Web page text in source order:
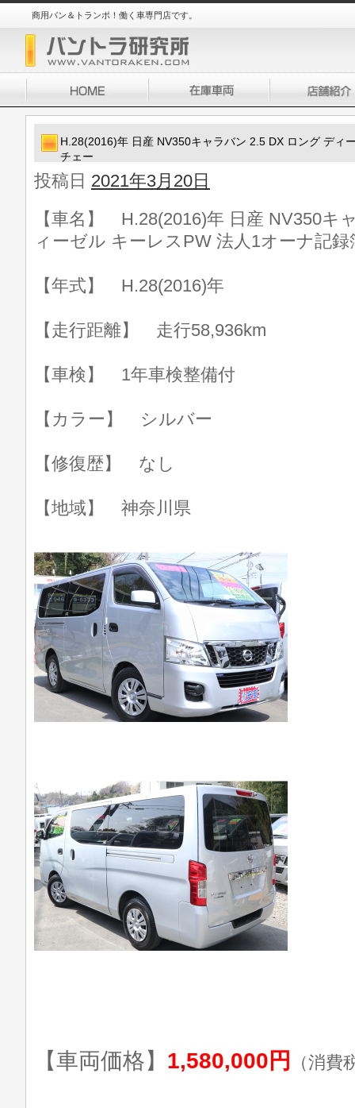
商用バン＆トランポ！働く車専門店です。
H.28(2016)年 日産 NV350キャラバン 2.5 DX ロング ディ
チェー
投稿日 2021年3月20日
【車名】 H.28(2016)年 日産 NV350キ
ィーゼル キーレスPW 法人1オーナ記
【年式】 H.28(2016)年
【走行距離】 走行58,936km
【車検】 1年車検整備付
【カラー】 シルバー
【修復歴】 なし
【地域】 神奈川県
【車両価格】 1,580,000円 （消費